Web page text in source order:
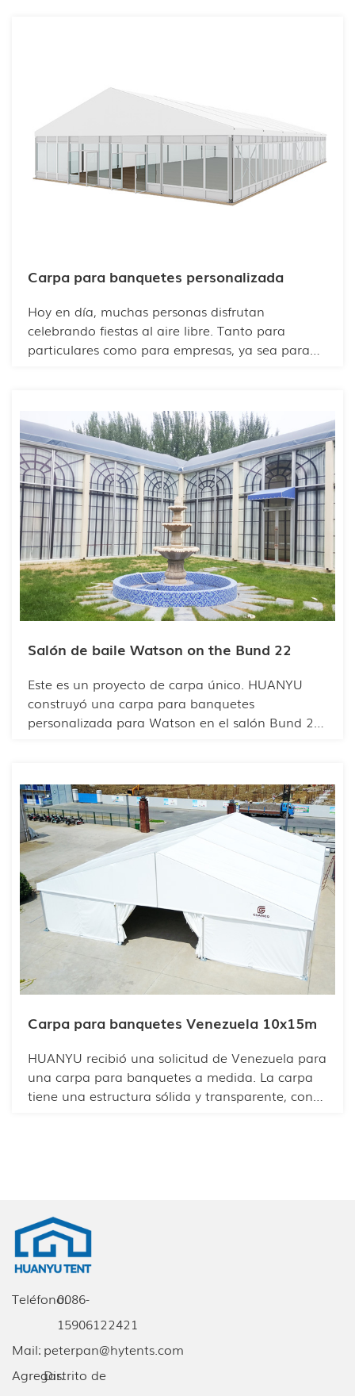
Carpa para banquetes personalizada
Hoy en día, muchas personas disfrutan
celebrando fiestas al aire libre. Tanto para
particulares como para empresas, ya sea para
Celebrar una fiesta al aire libre en un espacio
amplio es muy divertido.
Salón de baile Watson on the Bund 22
Este es un proyecto de carpa único. HUANYU
construyó una carpa para banquetes
personalizada para Watson en el salón Bund 22.
es aún más ingenioso, con patrones limpios y
consistentes.
Carpa para banquetes Venezuela 10x15m
HUANYU recibió una solicitud de Venezuela para
una carpa para banquetes a medida. La carpa
tiene una estructura sólida y transparente, con
Agregar:Distrito de
Teléfono:0086-
15906122421
Mail: peterpan@hytents.com